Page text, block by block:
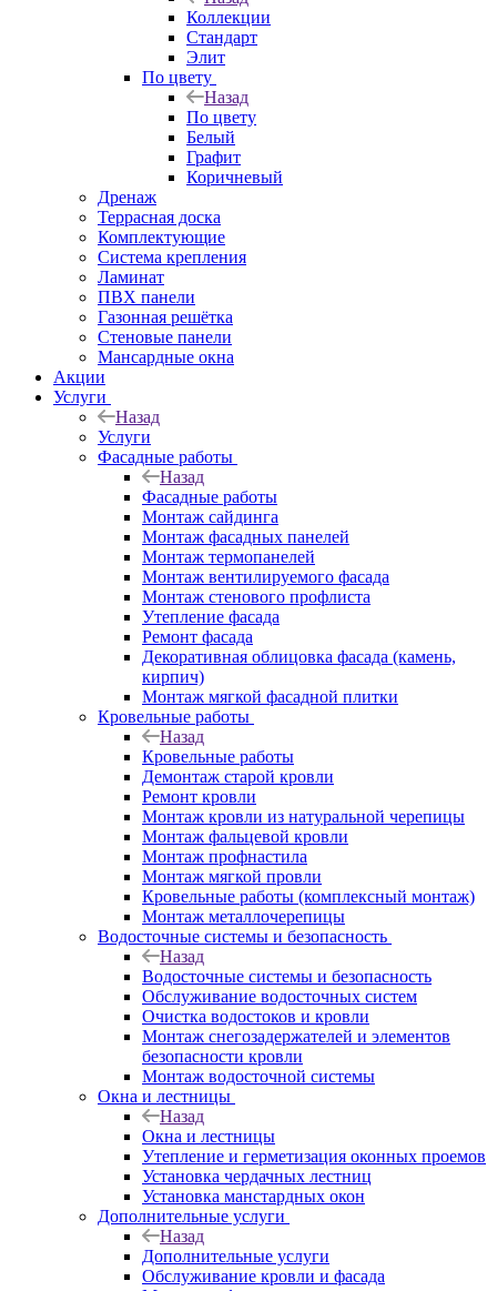
Коллекции
Стандарт
Элит
По цвету
Назад
По цвету
Белый
Графит
Коричневый
Дренаж
Террасная доска
Комплектующие
Система крепления
Ламинат
ПВХ панели
Газонная решётка
Стеновые панели
Мансардные окна
Акции
Услуги
Назад
Услуги
Фасадные работы
Назад
Фасадные работы
Монтаж сайдинга
Монтаж фасадных панелей
Монтаж термопанелей
Монтаж вентилируемого фасада
Монтаж стенового профлиста
Утепление фасада
Ремонт фасада
Декоративная облицовка фасада (камень,
кирпич)
Монтаж мягкой фасадной плитки
Кровельные работы
Назад
Кровельные работы
Демонтаж старой кровли
Ремонт кровли
Монтаж кровли из натуральной черепицы
Монтаж фальцевой кровли
Монтаж профнастила
Монтаж мягкой провли
Кровельные работы (комплексный монтаж)
Монтаж металлочерепицы
Водосточные системы и безопасность
Назад
Водосточные системы и безопасность
Обслуживание водосточных систем
Очистка водостоков и кровли
Монтаж снегозадержателей и элементов
безопасности кровли
Монтаж водосточной системы
Окна и лестницы
Назад
Окна и лестницы
Утепление и герметизация оконных проемов
Установка чердачных лестниц
Установка манстардных окон
Дополнительные услуги
Назад
Дополнительные услуги
Обслуживание кровли и фасада